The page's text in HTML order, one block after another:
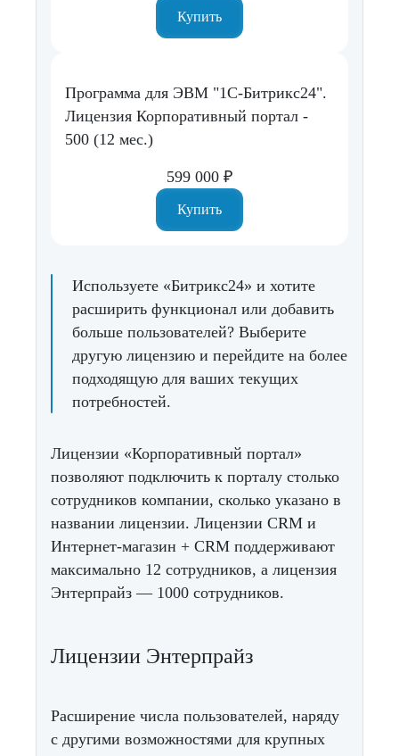
Купить
Программа для ЭВМ "1С-Битрикс24".
Лицензия Корпоративный портал -
500 (12 мес.)
599 000 ₽
Купить
Используете «Битрикс24» и хотите
расширить функционал или добавить
больше пользователей? Выберите
другую лицензию и перейдите на более
подходящую для ваших текущих
потребностей.
Лицензии «Корпоративный портал»
позволяют подключить к порталу столько
сотрудников компании, сколько указано в
названии лицензии. Лицензии CRM и
Интернет-магазин + CRM поддерживают
максимально 12 сотрудников, а лицензия
Энтерпрайз — 1000 сотрудников.
Лицензии Энтерпрайз
Расширение числа пользователей, наряду
с другими возможностями для крупных